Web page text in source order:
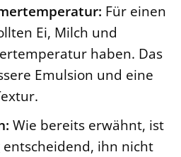
Für einen
Ei, Milch und
haben. Das
Emulsion und eine
Wie bereits erwähnt, ist
ihn nicht